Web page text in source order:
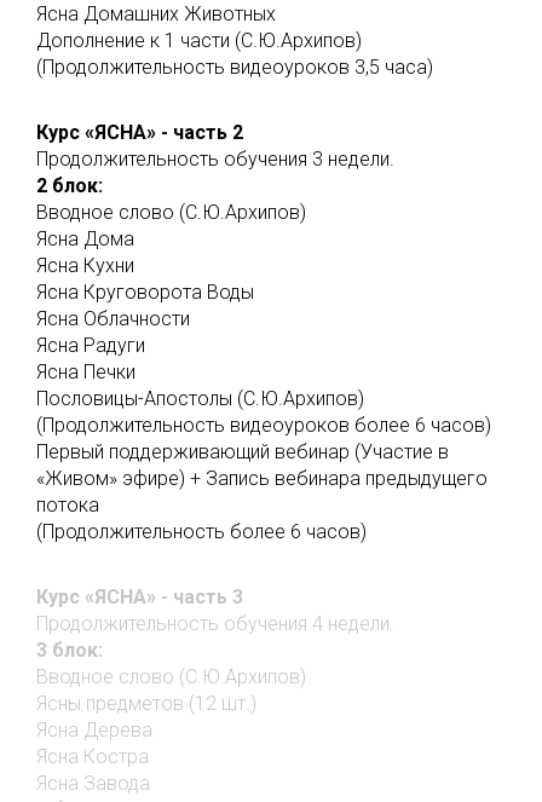
Ясна Домашних Животных
Дополнение к 1 части (С.Ю.Архипов)
(Продолжительность видеоуроков 3,5 часа)
Курс «ЯСНА» - часть 2
Продолжительность обучения 3 недели.
2 блок:
Вводное слово (С.Ю.Архипов)
Ясна Дома
Ясна Кухни
Ясна Круговорота Воды
Ясна Облачности
Ясна Радуги
Ясна Печки
Пословицы-Апостолы (С.Ю.Архипов)
(Продолжительность видеоуроков более 6 часов)
Первый поддерживающий вебинар (Участие в
«Живом» эфире) + Запись вебинара предыдущего
потока
(Продолжительность более 6 часов)
Курс «ЯСНА» - часть 3
Продолжительность обучения 4 недели.
3 блок:
Вводное слово (С.Ю.Архипов)
Ясны предметов (12 шт.)
Ясна Дерева
Ясна Костра
Ясна Завода